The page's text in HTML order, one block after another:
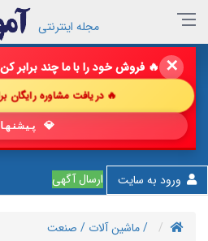
✕ 🔥 فروش خود را با ما چند برابر
🔥 دریافت مشاوره رایگان
💎 پیشنهاد
ورود به سایت ارسال آگهی
مجله اینترنتی
/ ماشین آلات / صنعت